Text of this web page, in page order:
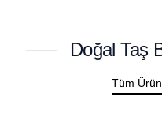
Doğal Taş
Tüm